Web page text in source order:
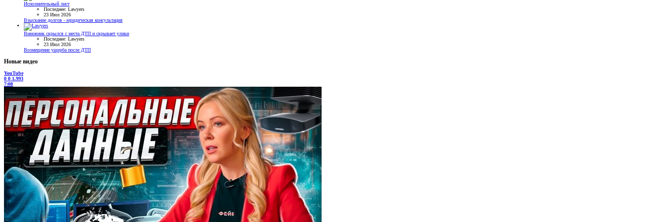
Исполнительный лист
Последнее: Lawyers
23 Июл 2026
Взыскание долгов - юридическая консультация
Виновник скрылся с места ДТП и скрывает улики
Последнее: Lawyers
23 Июл 2026
Возмещение ущерба после ДТП
Новые видео
YouTube
0 0 1.993
7:08